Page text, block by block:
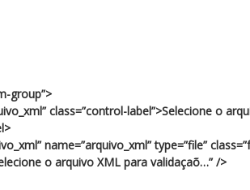
group”>
class=”control-label”>Selecione o
name=”arquivo_xml” type=”file”
o arquivo XML para validaçaõ…” />